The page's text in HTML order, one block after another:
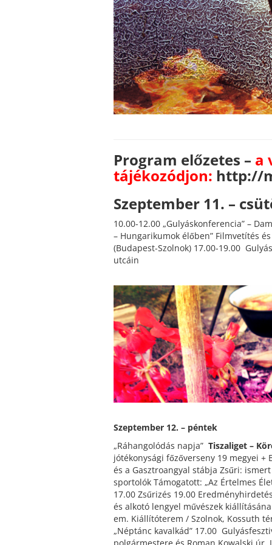
Program előzetes – a
tájékozódjon: http://
Szeptember 11. –
10.00-12.00 „Gulyáskonferencia” –
– Hungarikumok élőben” Filmvetítés
(Budapest-Szolnok) 17.00-19.00
utcáin
Szeptember 12. – péntek
„Ráhangolódás napja” Tiszaliget –
jótékonysági főzőverseny 19 megyei
és a Gasztroangyal stábja Zsűri:
sportolók Támogatott: „Az Értelmes
17.00 Zsűrizés 19.00
és alkotó lengyel művészek
em. Kiállítóterem / Szolnok, Kossuth
„Néptánc kavalkád” 17.00
polgármestere és Roman Kowalski